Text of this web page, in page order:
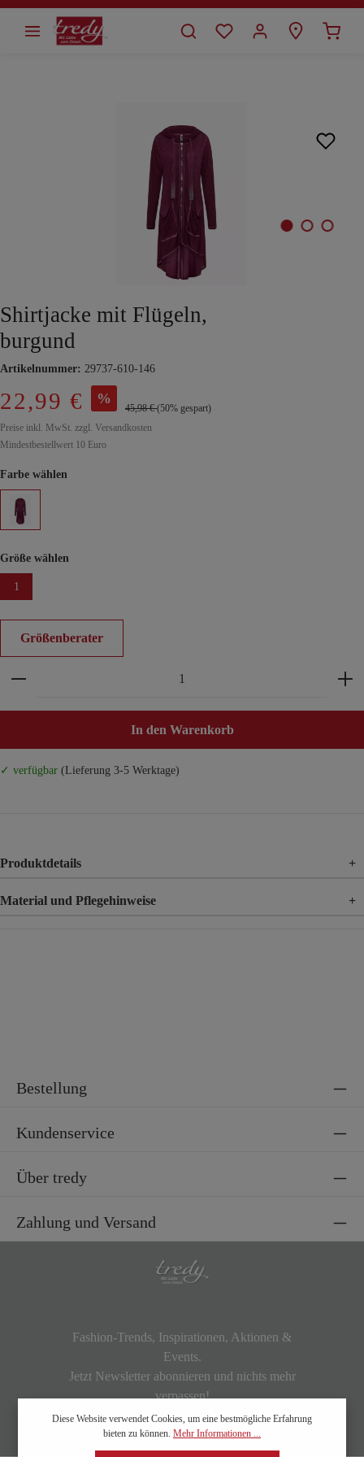
springen
Shirtjacke mit Flügeln,
burgund
Artikelnummer: 29737-610-146
22,99 € %
45,98 €(50% gespart)
Preise inkl. MwSt. zzgl. Versandkosten
Mindestbestellwert 10 Euro
Farbe wählen
Größe wählen
1
Größenberater
Produkt Anzahl: Gib den gewünschten Wert ein
In den Warenkorb
✓ verfügbar (Lieferung 3-5 Werktage)
Produktdetails +
Material und Pflegehinweise +
Bestellung
Kundenservice
Über tredy
Zahlung und Versand
Fashion-Trends, Inspirationen, Aktionen &
Events.
Jetzt Newsletter abonnieren und nichts mehr
verpassen!
Diese Website verwendet Cookies, um eine bestmögliche Erfahrung
bieten zu können. Mehr Informationen ...